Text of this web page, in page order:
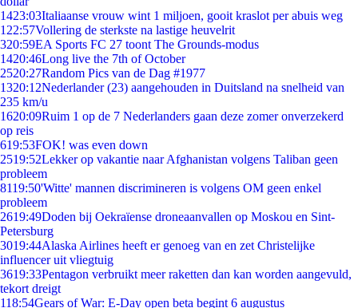
1423:03Italiaanse vrouw wint 1 miljoen, gooit kraslot per abuis weg
1 22:57Vollering de sterkste na lastige heuvelrit
320:59EA Sports FC 27 toont The Grounds-modus
1420:46Long live the 7th of October
2520:27Random Pics van de Dag #1977
1320:12Nederlander (23) aangehouden in Duitsland na snelheid van
235 km/u
1620:09Ruim 1 op de 7 Nederlanders gaan deze zomer onverzekerd
op reis
619:53FOK! was even down
2519:52Lekker op vakantie naar Afghanistan volgens Taliban geen
probleem
8119:50'Witte' mannen discrimineren is volgens OM geen enkel
probleem
2619:49Doden bij Oekraïense droneaanvallen op Moskou en Sint-
Petersburg
3019:44Alaska Airlines heeft er genoeg van en zet Christelijke
influencer uit vliegtuig
3619:33Pentagon verbruikt meer raketten dan kan worden aangevuld,
tekort dreigt
118:54Gears of War: E-Day open beta begint 6 augustus